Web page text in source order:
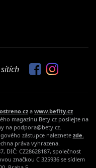
a www.befity.cz
magazínu Bety.cz posílejte na
na podpora@bety.cz.
zástupce naleznete zde.
práva vyhrazena.
DIČ: CZ28628187, společnost
značkou C 325936 se sídlem